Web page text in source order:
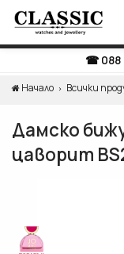
088
Начало Всички
Дамско
цаворит